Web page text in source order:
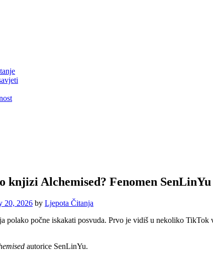
knjizi Alchemised? Fenomen
20, 2026 by Ljepota Čitanja
polako počne iskakati posvuda. Prvo je vidiš u nekoliko
autorice SenLinYu.